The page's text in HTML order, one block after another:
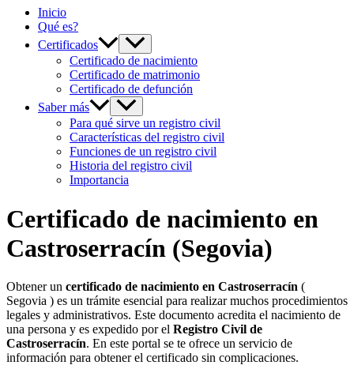
Inicio
Qué es?
Certificados
Certificado de nacimiento
Certificado de matrimonio
Certificado de defunción
Saber más
Para qué sirve un registro civil
Características del registro civil
Funciones de un registro civil
Historia del registro civil
Importancia
Certificado de nacimiento en
Castroserracín (Segovia)
Obtener un certificado de nacimiento en Castroserracín (
Segovia ) es un trámite esencial para realizar muchos procedimientos
legales y administrativos. Este documento acredita el nacimiento de
una persona y es expedido por el Registro Civil de
Castroserracín. En este portal se te ofrece un servicio de
información para obtener el certificado sin complicaciones.